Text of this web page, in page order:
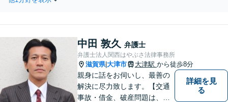
中田 敦久 弁護士
弁護士法人関西はやぶさ法律事務所
滋賀県|大津市 大津駅 から徒歩8分
親身に話をお伺いし、最善の
解決に尽力致します。【交通
事故・借金、破産問題は、初
詳細を見
る